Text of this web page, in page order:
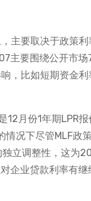
主要取决于政策
主要围绕公开市
，比如短期资金
月份1年期LPR
况下尽管MLF政
立调整性，这为
企业贷款利率有